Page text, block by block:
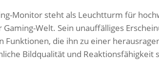
Monitor steht als Leuchtturm für
Welt. Sein unauffälliges
Funktionen, die ihn zu einer
Bildqualität und Reaktionsfähigkeit